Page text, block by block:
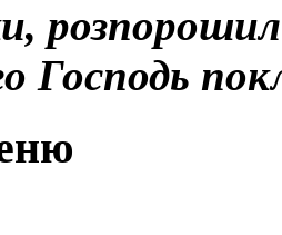
Господь